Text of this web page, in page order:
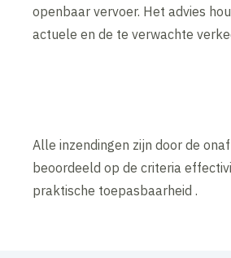
openbaar vervoer. Het advies
actuele en de te verwachte
Alle inzendingen zijn door de
beoordeeld op de criteria
praktische toepasbaarheid .